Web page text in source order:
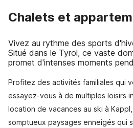
Chalets et
Vivez au rythme des sports
Situé dans le Tyrol, ce vaste
promet d'intenses moments
Profitez des activités familiales qui
essayez-vous à de multiples loisirs
location de vacances au ski à
somptueux paysages enneigés qui